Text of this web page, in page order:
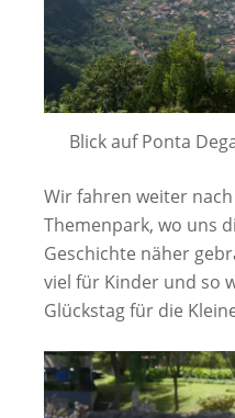
Blick auf Ponta
Wir fahren weiter
Themenpark, wo uns
Geschichte näher
viel für Kinder und so
Glückstag für die